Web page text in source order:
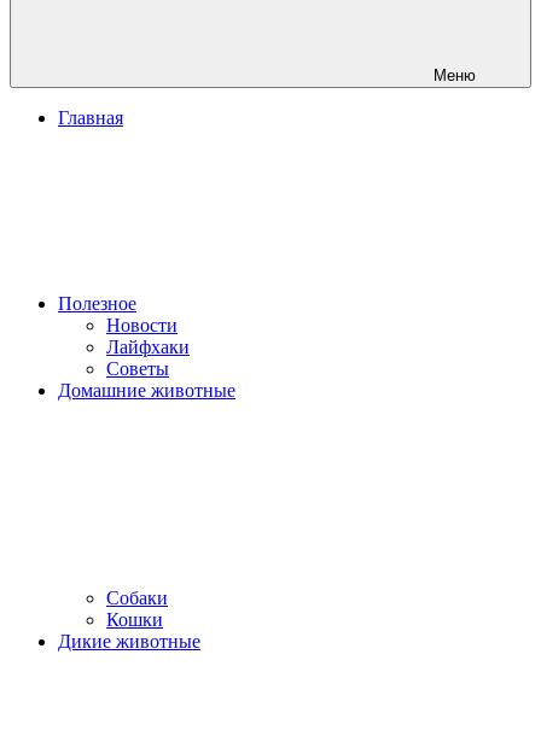
Меню
Главная
Полезное
Новости
Лайфхаки
Советы
Домашние животные
Собаки
Кошки
Дикие животные